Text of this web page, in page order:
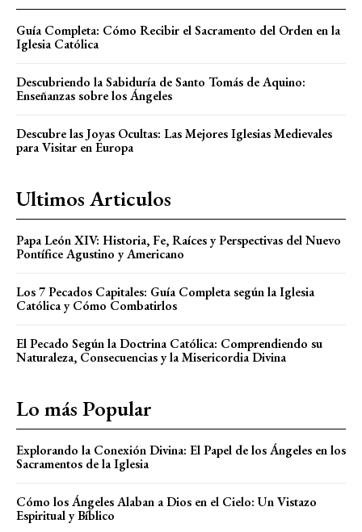
Guía Completa: Cómo Recibir el Sacramento del Orden en la
Iglesia Católica
Descubriendo la Sabiduría de Santo Tomás de Aquino:
Enseñanzas sobre los Ángeles
Descubre las Joyas Ocultas: Las Mejores Iglesias Medievales
para Visitar en Europa
Ultimos Articulos
Papa León XIV: Historia, Fe, Raíces y Perspectivas del Nuevo
Pontífice Agustino y Americano
Los 7 Pecados Capitales: Guía Completa según la Iglesia
Católica y Cómo Combatirlos
El Pecado Según la Doctrina Católica: Comprendiendo su
Naturaleza, Consecuencias y la Misericordia Divina
Lo más Popular
Explorando la Conexión Divina: El Papel de los Ángeles en los
Sacramentos de la Iglesia
Cómo los Ángeles Alaban a Dios en el Cielo: Un Vistazo
Espiritual y Bíblico